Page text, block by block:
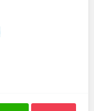
ース
イベント
ットサル
あい
クコース